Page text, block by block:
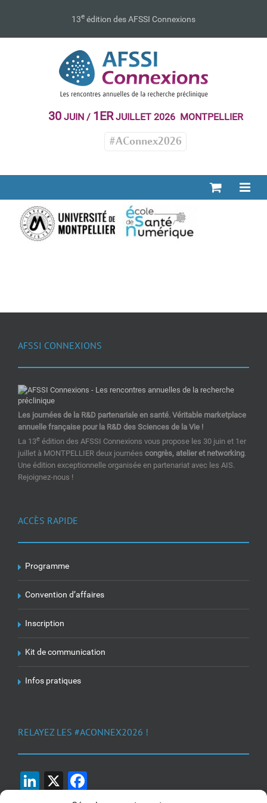
13e édition des AFSSI Connexions
30JUIN / 1ERJUILLET 2026 MONTPELLIER
#AConnex2026
AFSSI CONNEXIONS
Les journées de la R&D partenariale en santé. Véritable marketplace
annuelle française pour la R&D des Sciences de la Vie !
La 13e édition des AFSSI Connexions vous propose les 30 juin et 1er
juillet à MONTPELLIER deux journées congrès, atelier et networking.
Une édition exceptionnelle organisée en partenariat avec les AIS.
Rejoignez-nous !
ACCÈS RAPIDE
Programme
Convention d’affaires
Inscription
Kit de communication
Infos pratiques
RELAYEZ LES #ACONNEX2026 !
LinkedIn
X